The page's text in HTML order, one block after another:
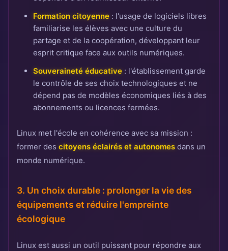
Formation citoyenne : l'usage de logiciels libres
familiarise les élèves avec une culture du
partage et de la coopération, développant leur
esprit critique face aux outils numériques.
Souveraineté éducative : l'établissement garde
le contrôle de ses choix technologiques et ne
dépend pas de modèles économiques liés à des
abonnements ou licences fermées.
Linux met l'école en cohérence avec sa mission :
former des citoyens éclairés et autonomes dans un
monde numérique.
3. Un choix durable : prolonger la vie des
équipements et réduire l'empreinte
écologique
Linux est aussi un outil puissant pour répondre aux